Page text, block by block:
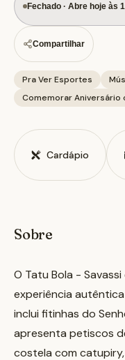
Fechado · Abre hoje às
Compartilhar
Pra Ver Esportes
Comemorar Aniversário
Cardápio
Sobre
O Tatu Bola -
experiência
inclui fitinhas do
apresenta petiscos
costela com